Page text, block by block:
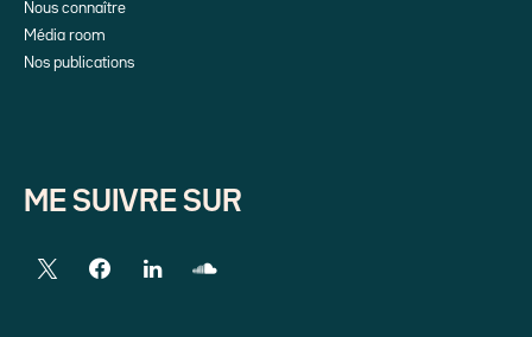
Nous connaître
Média room
Nos publications
ME SUIVRE SUR